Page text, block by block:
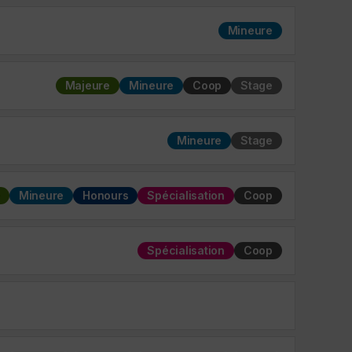
Mineure
Majeure Mineure Coop Stage
Mineure Stage
Mineure Honours Spécialisation Coop
Spécialisation Coop